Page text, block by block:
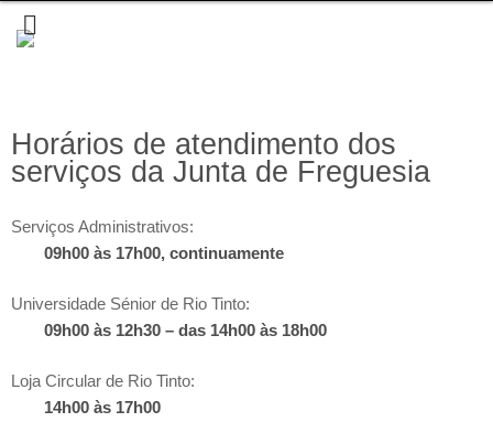
Horários de atendimento dos
serviços da Junta de Freguesia
Serviços Administrativos:
09h00 às 17h00, continuamente
Universidade Sénior de Rio Tinto:
09h00 às 12h30 – das 14h00 às 18h00
Loja Circular de Rio Tinto:
14h00 às 17h00